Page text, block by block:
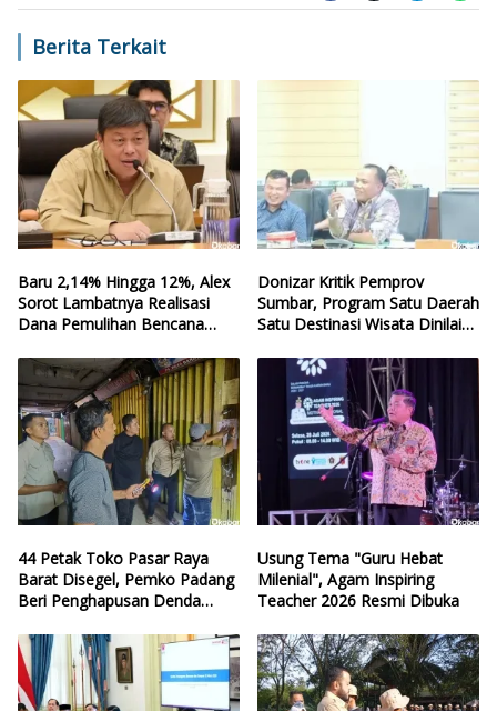
Berita Terkait
Baru 2,14% Hingga 12%, Alex
Sorot Lambatnya Realisasi
Dana Pemulihan Bencana
Donizar Kritik Pemprov
Sumbar, Program Satu Daerah
Satu Destinasi Wisata Dinilai
44 Petak Toko Pasar Raya
Barat Disegel, Pemko Padang
Beri Penghapusan Denda
Usung Tema "Guru Hebat
Milenial", Agam Inspiring
Teacher 2026 Resmi Dibuka